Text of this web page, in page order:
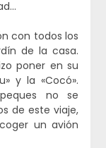
con todos los
de la casa.
poner en su
y la «Cocó».
no se
de este viaje,
un avión